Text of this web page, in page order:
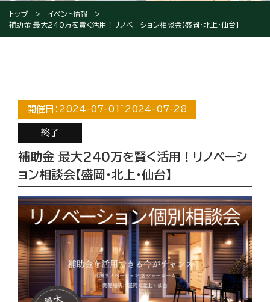
トップ
イベント情報
補助金 最大240万を賢く活用！リノベーション相談会【盛岡・北上・仙台】
開催日： 2024-07-01 ~2024-07-28
終了
補助金 最大240万を賢く活用！リノベーシ
ョン相談会【盛岡・北上・仙台】